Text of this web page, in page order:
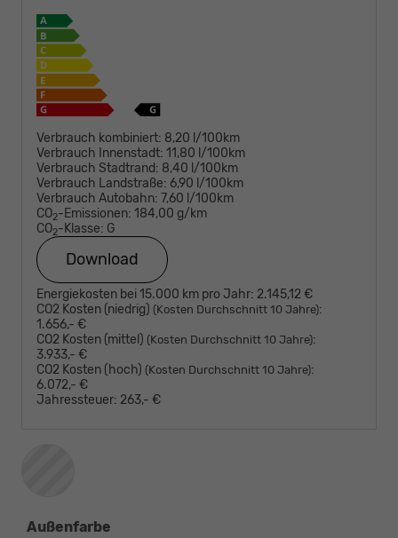
Verbrauch kombiniert: 8,20 l/100km
Verbrauch Innenstadt: 11,80 l/100km
Verbrauch Stadtrand: 8,40 l/100km
Verbrauch Landstraße: 6,90 l/100km
Verbrauch Autobahn: 7,60 l/100km
CO2-Emissionen: 184,00 g/km
CO2-Klasse: G
Download
Energiekosten bei 15.000 km pro Jahr: 2.145,12 €
CO2 Kosten (niedrig) (Kosten Durchschnitt 10 Jahre):
1.656,- €
CO2 Kosten (mittel) (Kosten Durchschnitt 10 Jahre):
3.933,- €
CO2 Kosten (hoch) (Kosten Durchschnitt 10 Jahre):
6.072,- €
Jahressteuer: 263,- €
Außenfarbe